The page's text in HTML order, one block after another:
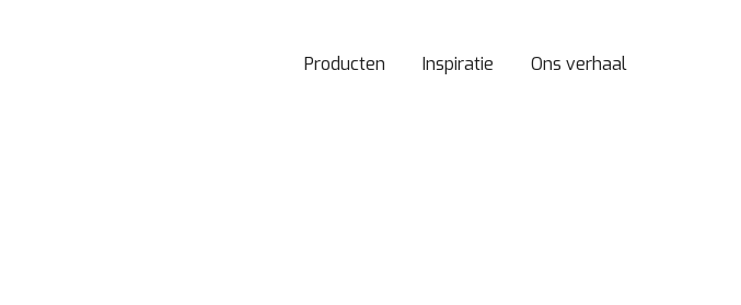
Producten Inspiratie Ons verhaal